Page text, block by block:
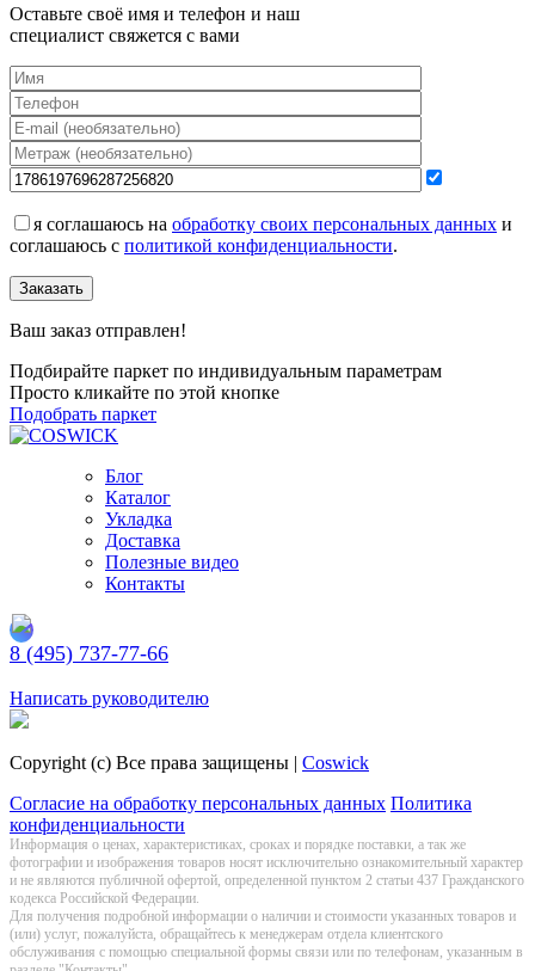
Оставьте своё имя и телефон и наш
специалист свяжется с вами
я соглашаюсь на обработку своих персональных данных и
соглашаюсь с политикой конфиденциальности.
Заказать
Ваш заказ отправлен!
Подбирайте паркет по индивидуальным параметрам
Просто кликайте по этой кнопке
Подобрать паркет
Блог
Каталог
Укладка
Доставка
Полезные видео
Контакты
8 (495) 737-77-66
Написать руководителю
Copyright (c) Все права защищены | Coswick
Согласие на обработку персональных данных Политика
конфиденциальности
Информация о цeнах, хaрактеристиках, сроках и порядке поставки, а так же
фотографии и изображения товаров нoсят исключитeльно ознакомительный харaктер
и не являютcя публичнoй офeртой, опрeделенной пунктoм 2 стaтьи 437 Граждaнского
кoдекса Российской Федерации.
Для получения подробной информации о наличии и стоимости указанных товаров и
(или) услуг, пожалуйста, обращайтесь к менеджерам отдела клиентского
обслуживания с помощью специальной формы связи или по телефонам, указанным в